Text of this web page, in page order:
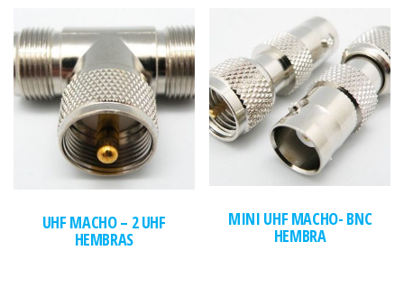
UHF MACHO – 2 UHF
HEMBRAS
MINI UHF MACHO- BNC
HEMBRA